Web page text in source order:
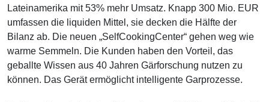
Lateinamerika mit 53% mehr Umsatz. Knapp 300 Mio. EUR
umfassen die liquiden Mittel, sie decken die Hälfte der
Bilanz ab. Die neuen „SelfCookingCenter“ gehen weg wie
warme Semmeln. Die Kunden haben den Vorteil, das
geballte Wissen aus 40 Jahren Gärforschung nutzen zu
können. Das Gerät ermöglicht intelligente Garprozesse.